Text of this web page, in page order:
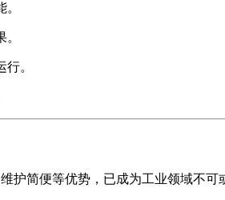
。
护简便等优势，已成为工业领域不